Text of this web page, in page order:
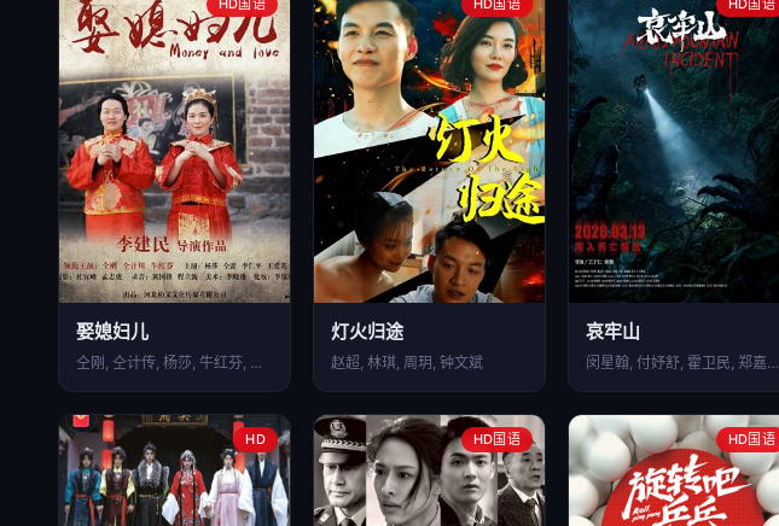
HD国语
娶媳妇儿
仝刚, 仝计传, 杨莎, 牛红芬, 仝蕾, 王爱英
HD国语
灯火归途
赵超, 林琪, 周玥, 钟文斌
HD国语
哀牢山
闵星翰, 付妤舒, 霍卫民, 郑嘉廷, 索微, 王硕, …
HD HD国语 HD国语